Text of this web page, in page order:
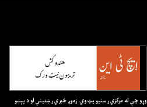
چې له مرکزي رسنيو پټ وي. زموږ خبري رښتيني او د پېښو